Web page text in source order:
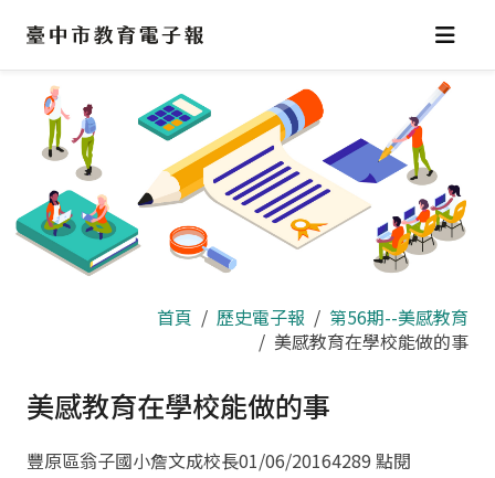
區
首頁 歷史電子報
第56期--美感教育
美感教育在學校能做的事
美感教育在學校能做的事
豐原區翁子國小詹文成校長01/06/20164289 點閱